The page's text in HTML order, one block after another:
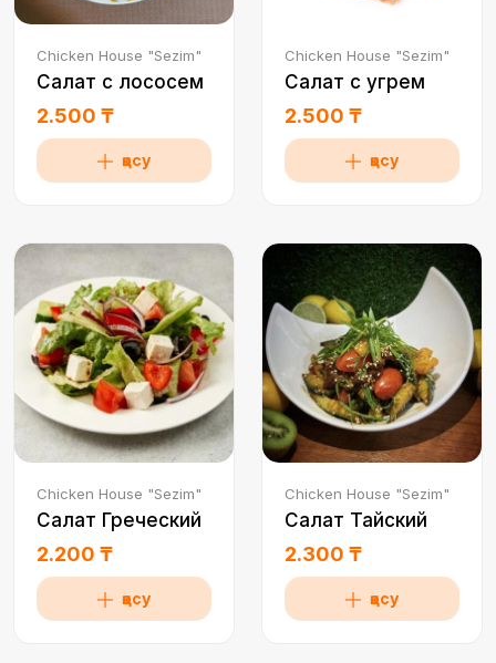
Chicken House "Sezim"
Салат с лососем
2.500 ₸
қосу
Chicken House "Sezim"
Салат с угрем
2.500 ₸
қосу
Chicken House "Sezim"
Салат Греческий
2.200 ₸
қосу
Chicken House "Sezim"
Салат Тайский
2.300 ₸
қосу